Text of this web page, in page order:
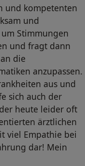
und kompetenten
und
Stimmungen
und fragt dann
die
anzupassen.
aus und
sich auch der
heute leider oft
ärztlichen
viel Empathie bei
dar! Mein